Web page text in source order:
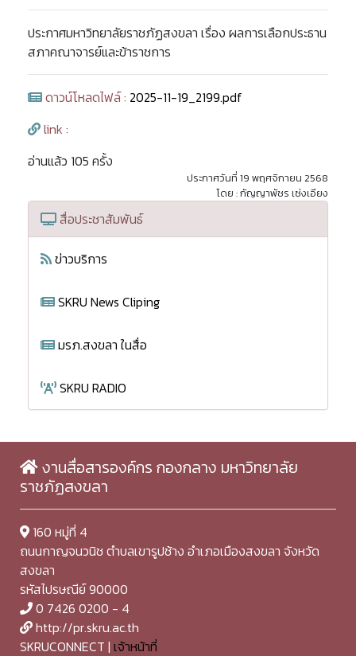
ประกาศมหาวิทยาลัยราชภัฏสงขลา เรื่อง ผลการเลือกประธาน
สภาคณาจารย์และข้าราชการ
ดาวน์โหลดไฟล์ : 2025-11-19_2199.pdf
link :
อ่านแล้ว 105 ครั้ง
ประกาศวันที่ 19 พฤศจิกายน 2568
โดย : กัญญาพัชร เซ่งเอียง
สื่อประชาสัมพันธ์
ข่าวบริการ
SKRU News Cliping
มรภ.สงขลา ในสื่อ
SKRU RADIO
งานสื่อสารองค์กร กองกลาง มหาวิทยาลัย
ราชภัฏสงขลา
160 หมู่ที่ 4
ถนนกาญจนวนิช ตำบลเขารูปช้าง อำเภอเมืองสงขลา จังหวัด
สงขลา
รหัสไปรษณีย์ 90000
0 7426 0200 - 4
http://pr.skru.ac.th
SKRUCONNECT | เจ้าหน้าที่